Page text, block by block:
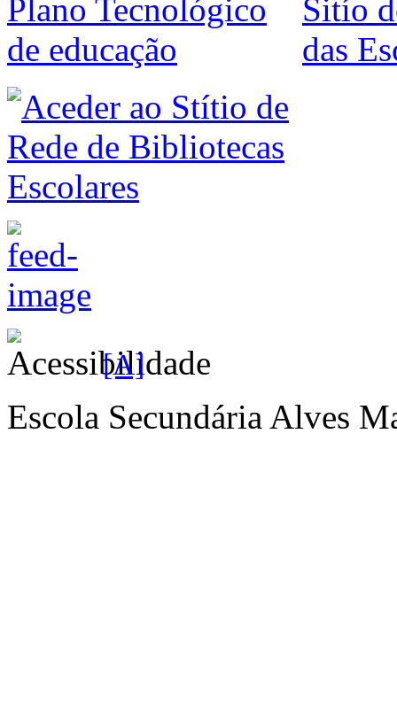
[A]
Escola Secundária Alves